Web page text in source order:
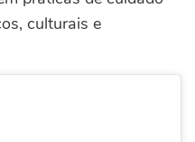
culturais e